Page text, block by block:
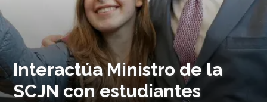
Interactúa Ministro de la
SCJN con estudiantes